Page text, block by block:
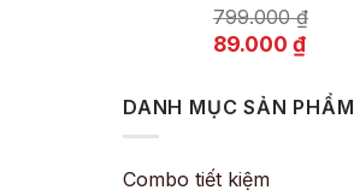
799.000₫
Giá
799.000 ₫.
89.000 ₫Giá
là:
DANH MỤC SẢN PHẨM
Combo tiết kiệm